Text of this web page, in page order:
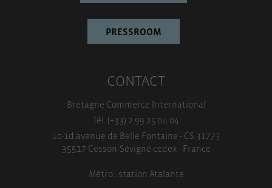
PRESSROOM
CONTACT
Bretagne Commerce International
Tél. (+33) 2 99 25 04 04
1c-1d avenue de Belle Fontaine - CS 31773
35517 Cesson-Sévigné cedex - France
Métro : station Atalante